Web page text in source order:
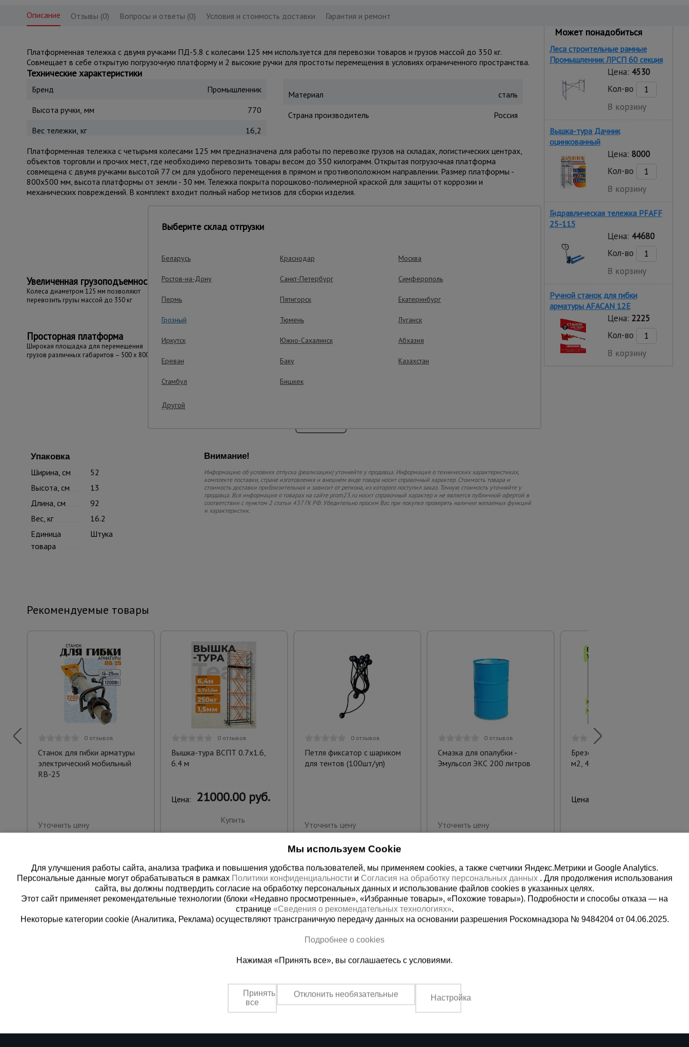
Описание Отзывы (0) Вопросы и ответы (0) Условия и стоимость доставки Гарантия и ремонт
Платформенная тележка с двумя ручками ПД-5.8 с колесами 125 мм используется для перевозки товаров и грузов массой до 350 кг.
Совмещает в себе открытую погрузочную платформу и 2 высокие ручки для простоты перемещения в условиях ограниченного пространства.
Технические характеристики
Бренд
Промышленник
Высота ручки, мм
770
Вес тележки, кг
16,2
Материал
сталь
Страна производитель
Россия
Платформенная тележка с четырьмя колесами 125 мм предназначена для работы по перевозке грузов на складах, логистических центрах,
объектов торговли и прочих мест, где необходимо перевозить товары весом до 350 килограмм. Открытая погрузочная платформа
совмещена с двумя ручками высотой 77 см для удобного перемещения в прямом и противоположном направлении. Размер платформы -
800х500 мм, высота платформы от земли - 30 мм. Тележка покрыта порошково-полимерной краской для защиты от коррозии и
механических повреждений. В комплект входит полный набор метизов для сборки изделия.
Важные преимущества – эффективная работа
Увеличенная грузоподъемность
Колеса диаметром 125 мм позволяют
перевозить грузы массой до 350 кг
Просторная платформа
Широкая площадка для перемещения
грузов различных габаритов – 500 x 800 мм
Маневренность
комплекте
Удобство перемещения
2 высокие ручки по бокам изделия
ограниченном пространстве
Упаковка
Ширина, см
52
Высота, см
13
Длина, см
92
Вес, кг
16.2
Единица
товара
Штука
Внимание!
Информацию об условиях отпуска (реализации) уточняйте у продавца. Информация о технических характеристиках,
комплекте поставки, стране изготовления и внешнем виде товара носит справочный характер. Стоимость товара и
стоимость доставки приблизительная и зависит от региона, из которого поступил заказ. Точную стоимость уточняйте у
продавца. Вся информация о товарах на сайте prom23.ru носит справочный характер и не является публичной офертой в
соответствии с пунктом 2 статьи 437 ГК РФ. Убедительно просим Вас при покупке проверять наличие желаемых функций
и характеристик.
Может понадобиться
Леса строительные рамные
Промышленник ЛРСП 60 секция
Цена: 4530
Кол-во
В корзину
Вышка-тура Дачник
оцинкованный
Цена: 8000
Кол-во
В корзину
Гидравлическая тележка PFAFF
25-115
Цена: 44680
Кол-во
В корзину
Ручной станок для гибки
арматуры AFACAN 12E
Цена: 2225
Кол-во
В корзину
Рекомендуемые товары
0 отзывов
Станок для гибки арматуры
электрический мобильный
RB-25
Уточнить цену
0 отзывов
Вышка-тура ВСПТ 0.7х1.6,
6.4 м
Цена: 21000.00 руб.
Купить
0 отзывов
Петля фиксатор с шариком
для тентов (100шт/уп)
Уточнить цену
0 отзывов
Смазка для опалубки -
Эмульсол ЭКС 200 литров
Уточнить цену
Брезент влагостойкий 390 г/
м2, 4х6 м
Цена:
8 (800) 200-25-90
бесплатно по России
+7 (938) 992-1-992
Пн-Пт: с 9:00 до 17:30,
Выберите склад отгрузки
Беларусь Краснодар Москва
Ростов-на-Дону Санкт-Петербург Симферополь
Пермь Пятигорск Екатеринбург
Грозный Тюмень Луганск
Иркутск Южно-Сахалинск Абхазия
Ереван Баку Казахстан
Стамбул Бишкек
Другой
Мы используем Cookie
Для улучшения работы сайта, анализа трафика и повышения удобства пользователей, мы применяем cookies, а также счетчики Яндекс.Метрики и Google Analytics.
Персональные данные могут обрабатываться в рамках Политики конфиденциальности и Согласия на обработку персональных данных . Для продолжения использования
сайта, вы должны подтвердить согласие на обработку персональных данных и использование файлов cookies в указанных целях.
Этот сайт применяет рекомендательные технологии (блоки «Недавно просмотренные», «Избранные товары», «Похожие товары»). Подробности и способы отказа — на
странице «Сведения о рекомендательных технологиях».
Некоторые категории cookie (Аналитика, Реклама) осуществляют трансграничную передачу данных на основании разрешения Роскомнадзора № 9484204 от 04.06.2025.
Подробнее о cookies
Нажимая «Принять все», вы соглашаетесь с условиями.
Принять
все
Отклонить необязательные Настройка